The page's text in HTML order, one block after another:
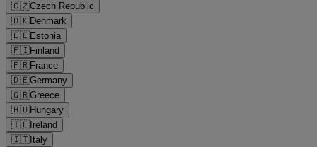
🇨🇿Czech Republic
🇩🇰Denmark
🇪🇪Estonia
🇫🇮Finland
🇫🇷France
🇩🇪Germany
🇬🇷Greece
🇭🇺Hungary
🇮🇪Ireland
🇮🇹Italy